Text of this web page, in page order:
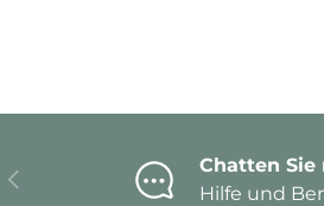
Vorherige
Chatten Sie
Hilfe und